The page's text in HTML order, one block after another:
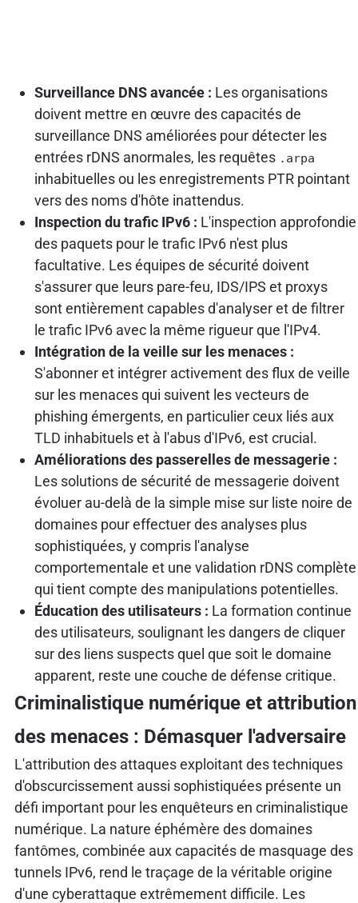
Surveillance DNS avancée : Les organisations
doivent mettre en œuvre des capacités de
surveillance DNS améliorées pour détecter les
entrées rDNS anormales, les requêtes .arpa
inhabituelles ou les enregistrements PTR pointant
vers des noms d'hôte inattendus.
Inspection du trafic IPv6 : L'inspection approfondie
des paquets pour le trafic IPv6 n'est plus
facultative. Les équipes de sécurité doivent
s'assurer que leurs pare-feu, IDS/IPS et proxys
sont entièrement capables d'analyser et de filtrer
le trafic IPv6 avec la même rigueur que l'IPv4.
Intégration de la veille sur les menaces :
S'abonner et intégrer activement des flux de veille
sur les menaces qui suivent les vecteurs de
phishing émergents, en particulier ceux liés aux
TLD inhabituels et à l'abus d'IPv6, est crucial.
Améliorations des passerelles de messagerie :
Les solutions de sécurité de messagerie doivent
évoluer au-delà de la simple mise sur liste noire de
domaines pour effectuer des analyses plus
sophistiquées, y compris l'analyse
comportementale et une validation rDNS complète
qui tient compte des manipulations potentielles.
Éducation des utilisateurs : La formation continue
des utilisateurs, soulignant les dangers de cliquer
sur des liens suspects quel que soit le domaine
apparent, reste une couche de défense critique.
Criminalistique numérique et attribution
des menaces : Démasquer l'adversaire
L'attribution des attaques exploitant des techniques
d'obscurcissement aussi sophistiquées présente un
défi important pour les enquêteurs en criminalistique
numérique. La nature éphémère des domaines
fantômes, combinée aux capacités de masquage des
tunnels IPv6, rend le traçage de la véritable origine
d'une cyberattaque extrêmement difficile. Les